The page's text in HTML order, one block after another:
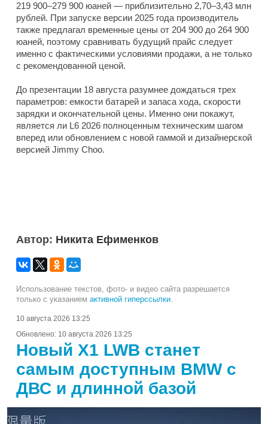
219 900–279 900 юаней — приблизительно 2,70–3,43 млн
рублей. При запуске версии 2025 года производитель
также предлагал временные цены от 204 900 до 264 900
юаней, поэтому сравнивать будущий прайс следует
именно с фактическими условиями продажи, а не только
с рекомендованной ценой.
До презентации 18 августа разумнее дождаться трех
параметров: емкости батарей и запаса хода, скорости
зарядки и окончательной цены. Именно они покажут,
является ли L6 2026 полноценным техническим шагом
вперед или обновлением с новой гаммой и дизайнерской
версией Jimmy Choo.
Автор: Никита Ефименков
Использование текстов, фото- и видео сайта разрешается
только с указанием активной гиперссылки.
10 августа 2026 13:25
Обновлено: 10 августа 2026 13:25
Новый X1 LWB станет
самым доступным BMW с
ДВС и длинной базой